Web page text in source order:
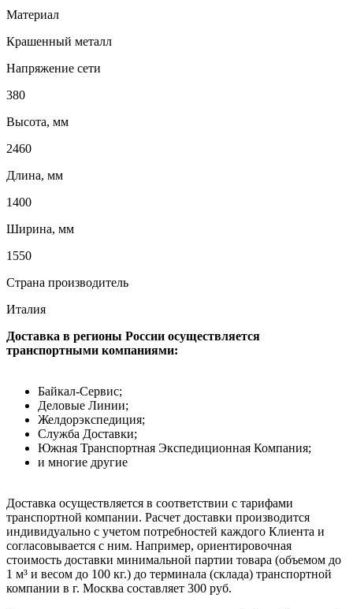
Материал
Крашенный металл
Напряжение сети
380
Высота, мм
2460
Длина, мм
1400
Ширина, мм
1550
Страна производитель
Италия
Доставка в регионы России осуществляется
транспортными компаниями:
Байкал-Сервис;
Деловые Линии;
Желдорэкспедиция;
Служба Доставки;
Южная Транспортная Экспедиционная Компания;
и многие другие
Доставка осуществляется в соответствии с тарифами
транспортной компании. Расчет доставки производится
индивидуально с учетом потребностей каждого Клиента и
согласовывается с ним. Например, ориентировочная
стоимость доставки минимальной партии товара (объемом до
1 м³ и весом до 100 кг.) до терминала (склада) транспортной
компании в г. Москва составляет 300 руб.